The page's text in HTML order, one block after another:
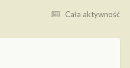
Cała aktywność